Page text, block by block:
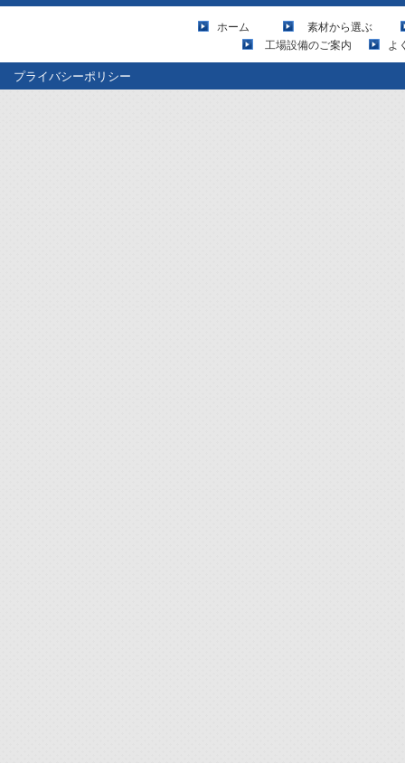
ホーム
素材から選ぶ
工場設備のご案内
よ
プライバシーポリシー